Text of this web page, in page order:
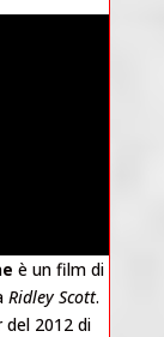
è un film di
Ridley Scott.
2012 di